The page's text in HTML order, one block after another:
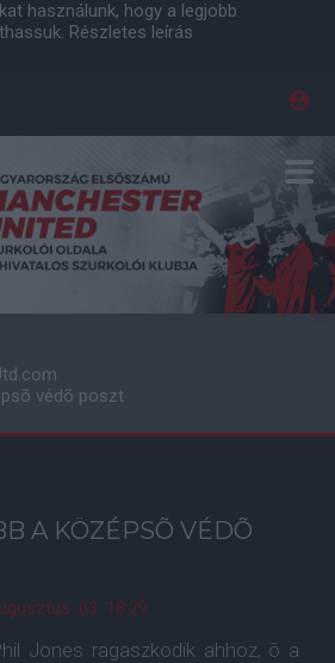
használunk, hogy a legjobb
Részletes leírás
védõ poszt
A KÖZÉPSÕ VÉDÕ
03. 18:29
Jones ragaszkodik ahhoz, õ a